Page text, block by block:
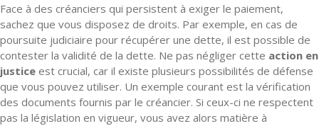
Face à des créanciers qui persistent à exiger le paiement,
sachez que vous disposez de droits. Par exemple, en cas de
poursuite judiciaire pour récupérer une dette, il est possible de
contester la validité de la dette. Ne pas négliger cette action en
justice est crucial, car il existe plusieurs possibilités de défense
que vous pouvez utiliser. Un exemple courant est la vérification
des documents fournis par le créancier. Si ceux-ci ne respectent
pas la législation en vigueur, vous avez alors matière à